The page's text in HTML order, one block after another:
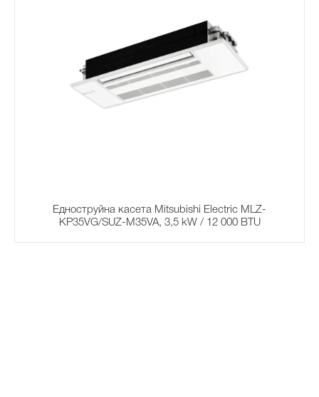
Едноструйна касета Mitsubishi Electric MLZ-
KP35VG/SUZ-M35VA, 3,5 kW / 12 000 BTU